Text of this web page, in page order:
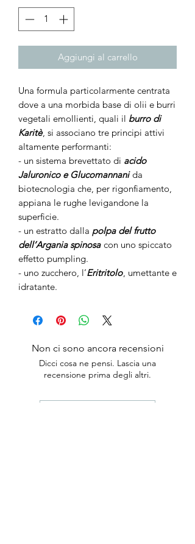
Aggiungi al carrello
Una formula particolarmente centrata
dove a una morbida base di olii e burri
vegetali emollienti, quali il burro di
Karitè, si associano tre principi attivi
altamente performanti:
- un sistema brevettato di acido
Jaluronico e Glucomannanida
biotecnologia che, per rigonfiamento,
appiana le rughe levigandone la
superficie.
- un estratto dalla polpa del frutto
dell’Argania spinosa con uno spiccato
effetto pumpling.
- uno zucchero, l’Eritritolo , umettante e
idratante.
Non ci sono ancora recensioni
Dicci cosa ne pensi. Lascia una
recensione prima degli altri.